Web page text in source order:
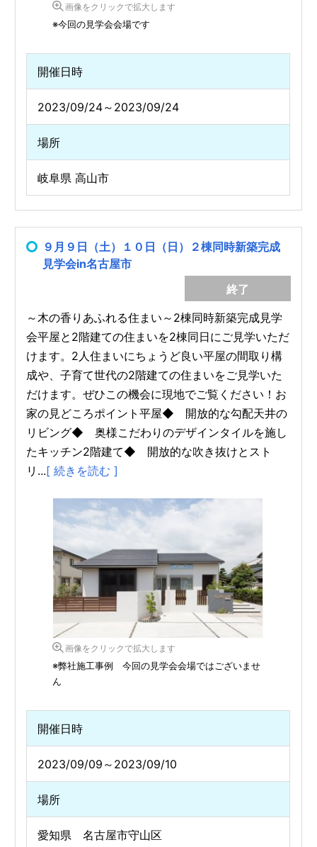
画像をクリックで拡大します
※今回の見学会会場です
開催日時
2023/09/24～2023/09/24
場所
岐阜県 高山市
９月９日（土）１０日（日）２棟同時新築完成
見学会in名古屋市
終了
～木の香りあふれる住まい～2棟同時新築完成見学
会平屋と2階建ての住まいを2棟同日にご見学いただ
けます。2人住まいにちょうど良い平屋の間取り構
成や、子育て世代の2階建ての住まいをご見学いた
だけます。ぜひこの機会に現地でご覧ください！お
家の見どころポイント平屋◆ 開放的な勾配天井の
リビング◆ 奥様こだわりのデザインタイルを施し
たキッチン2階建て◆ 開放的な吹き抜けとスト
リ...[ 続きを読む ]
画像をクリックで拡大します
※弊社施工事例 今回の見学会会場ではございませ
ん
開催日時
2023/09/09～2023/09/10
場所
愛知県 名古屋市守山区